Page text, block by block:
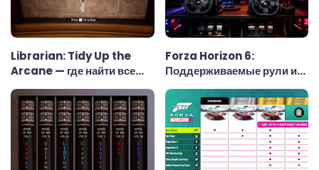
Librarian: Tidy Up the
Arcane — где найти все
ключи
Forza Horizon 6:
Поддерживаемые рули и
рулевые колёса